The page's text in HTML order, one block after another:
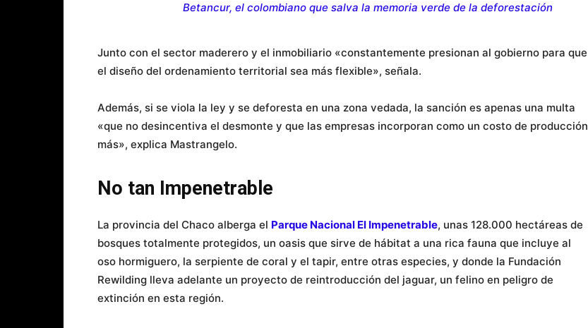
Betancur, el colombiano que salva la memoria verde de la deforestación
Junto con el sector maderero y el inmobiliario «constantemente presionan al gobierno para que
el diseño del ordenamiento territorial sea más flexible», señala.
Además, si se viola la ley y se deforesta en una zona vedada, la sanción es apenas una multa
«que no desincentiva el desmonte y que las empresas incorporan como un costo de producción
más», explica Mastrangelo.
No tan Impenetrable
La provincia del Chaco alberga el Parque Nacional El Impenetrable, unas 128.000 hectáreas de
bosques totalmente protegidos, un oasis que sirve de hábitat a una rica fauna que incluye al
oso hormiguero, la serpiente de coral y el tapir, entre otras especies, y donde la Fundación
Rewilding lleva adelante un proyecto de reintroducción del jaguar, un felino en peligro de
extinción en esta región.